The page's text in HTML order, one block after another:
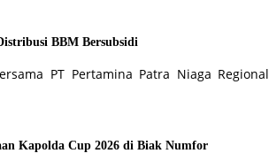
BBM Bersubsidi
PT Pertamina Patra Niaga Regional
Kapolda Cup 2026 di Biak Numfor